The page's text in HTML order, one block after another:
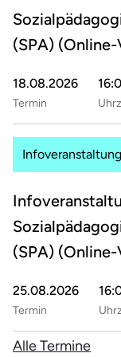
Ausbildung wähle
Zu den
zählen:
Kindergärten
Schülerhorte
Fort- und
gezielt
Was auch immer
Reihe weiterer
dich in Zukunft
mit einer
vergrößern? Das
Erzieher-
(SPA)
18.08.2026
Termin
Infoveranstaltung
(SPA)
25.08.2026
Termin
Alle Termine